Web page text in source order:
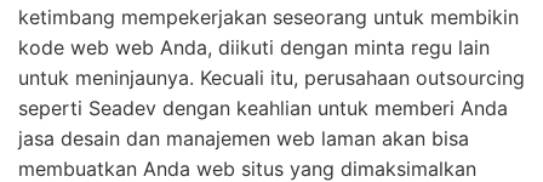
ketimbang mempekerjakan seseorang untuk membikin
kode web web Anda, diikuti dengan minta regu lain
untuk meninjaunya. Kecuali itu, perusahaan outsourcing
seperti Seadev dengan keahlian untuk memberi Anda
jasa desain dan manajemen web laman akan bisa
membuatkan Anda web situs yang dimaksimalkan